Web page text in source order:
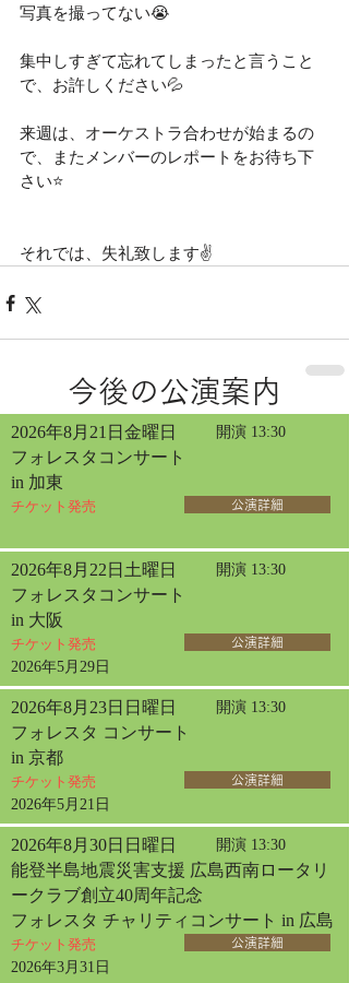
写真を撮ってない😭
集中しすぎて忘れてしまったと言うこと
で、お許しください💦
来週は、オーケストラ合わせが始まるの
で、またメンバーのレポートをお待ち下
さい⭐️
それでは、失礼致します✌️
今後の公演案内
2026年8月21日金曜日 開演 13:30
フォレスタコンサート
in 加東
チケット発売 公演詳細
2026年8月22日土曜日 開演 13:30
フォレスタコンサート
in 大阪
チケット発売
2026年5月29日
公演詳細
2026年8月23日日曜日 開演 13:30
フォレスタ コンサート
in 京都
チケット発売
2026年5月21日
公演詳細
2026年8月30日日曜日 開演 13:30
能登半島地震災害支援 広島西南ロータリ
ークラブ創立40周年記念
フォレスタ チャリティコンサート in 広島
チケット発売
2026年3月31日
公演詳細